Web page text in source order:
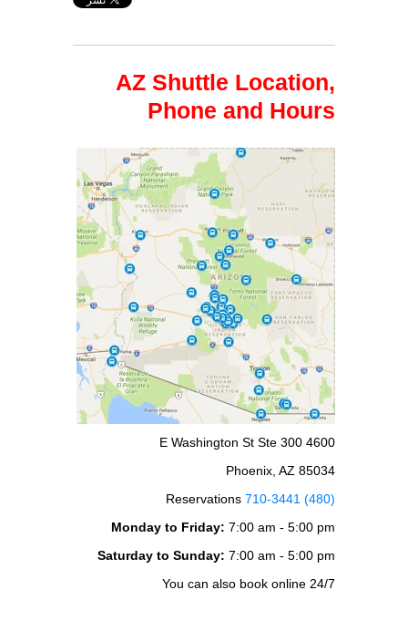
AZ Shuttle Location,
Phone and Hours
4600 E Washington St Ste 300
Phoenix, AZ 85034
(480) 710-3441
Monday to Friday: 7:00 am - 5:00 pm
Saturday to Sunday: 7:00 am - 5:00 pm
You can also book online 24/7